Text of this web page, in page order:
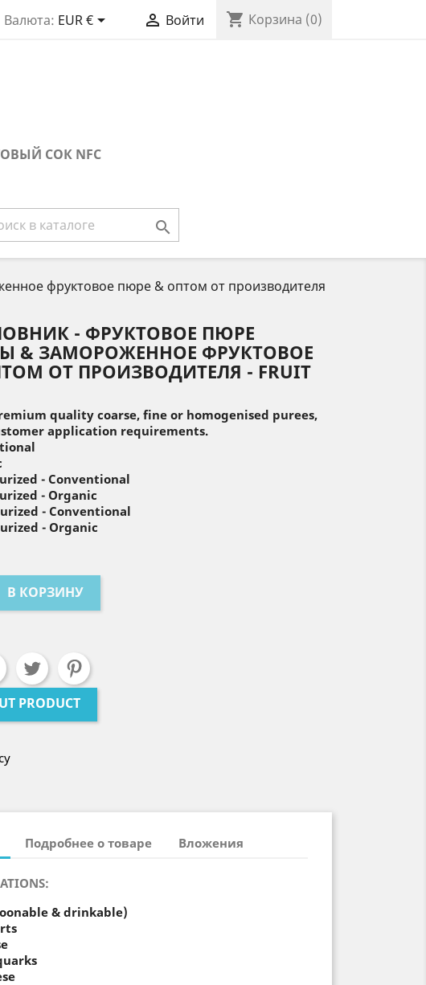
Валюта: EUR €  Войти shopping_cart Корзина (0)
СОК NFC

фруктовое пюре & оптом от производителя
- ФРУКТОВОЕ ПЮРЕ
& ЗАМОРОЖЕННОЕ ФРУКТОВОЕ
ОТ ПРОИЗВОДИТЕЛЯ - FRUIT
quality coarse, fine or homogenised purees,
application requirements.
- Conventional
- Organic
- Conventional
- Organic
В КОРЗИНУ
PRODUCT
Подробнее о товаре Вложения
& drinkable)